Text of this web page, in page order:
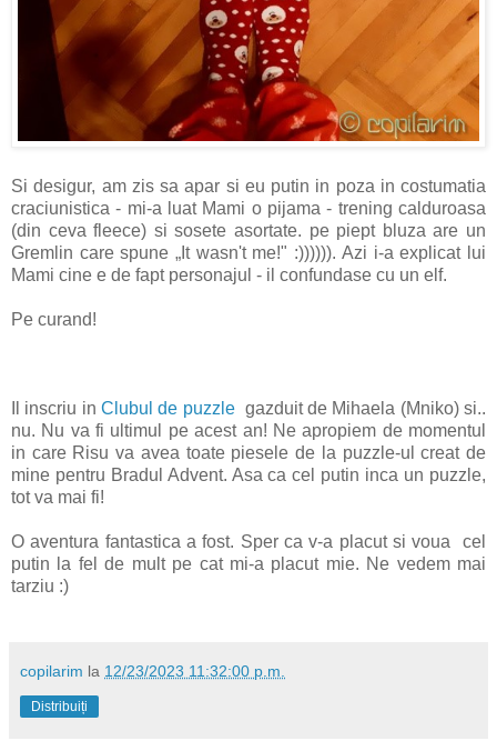
Si desigur, am zis sa apar si eu putin in poza in costumatia
craciunistica - mi-a luat Mami o pijama - trening calduroasa
(din ceva fleece) si sosete asortate. pe piept bluza are un
Gremlin care spune „It wasn't me!" :)))))). Azi i-a explicat lui
Mami cine e de fapt personajul - il confundase cu un elf.
Pe curand!
Il inscriu inClubul de puzzle gazduit de Mihaela (Mniko) si..
nu. Nu va fi ultimul pe acest an! Ne apropiem de momentul
in care Risu va avea toate piesele de la puzzle-ul creat de
mine pentru Bradul Advent. Asa ca cel putin inca un puzzle,
tot va mai fi!
O aventura fantastica a fost. Sper ca v-a placut si voua cel
putin la fel de mult pe cat mi-a placut mie. Ne vedem mai
tarziu :)
copilarim la 12/23/2023 11:32:00 p.m.
Distribuiți